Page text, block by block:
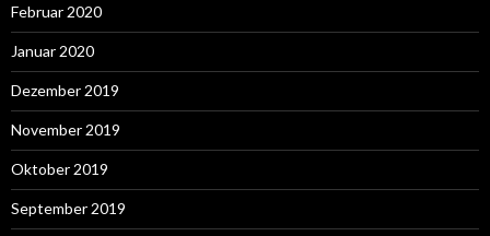
Februar 2020
Januar 2020
Dezember 2019
November 2019
Oktober 2019
September 2019